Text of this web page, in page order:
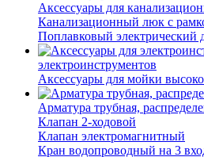
Аксессуары для
Канализационный люк с
Поплавковый электрический
электроинструментов
Аксессуары для мойки
Арматура трубная,
Клапан 2-ходовой
Клапан электромагнитный
Кран водопроводный на 3